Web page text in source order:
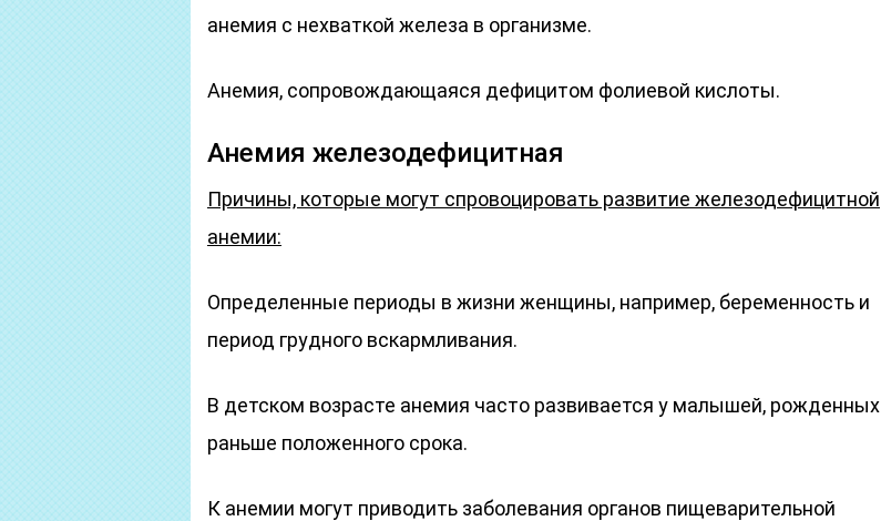
анемия с нехваткой железа в организме.
Анемия, сопровождающаяся дефицитом фолиевой кислоты.
Анемия железодефицитная
Причины, которые могут спровоцировать развитие железодефицитной
анемии:
Определенные периоды в жизни женщины, например, беременность и
период грудного вскармливания.
В детском возрасте анемия часто развивается у малышей, рожденных
раньше положенного срока.
К анемии могут приводить заболевания органов пищеварительной